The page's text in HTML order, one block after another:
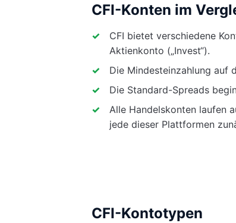
CFI-Konten im
CFI bietet verschiedene
Aktienkonto („Invest“).
Die Mindesteinzahlung auf
Die Standard-Spreads
Alle Handelskonten laufen
jede dieser Plattformen
CFI-Kontotypen